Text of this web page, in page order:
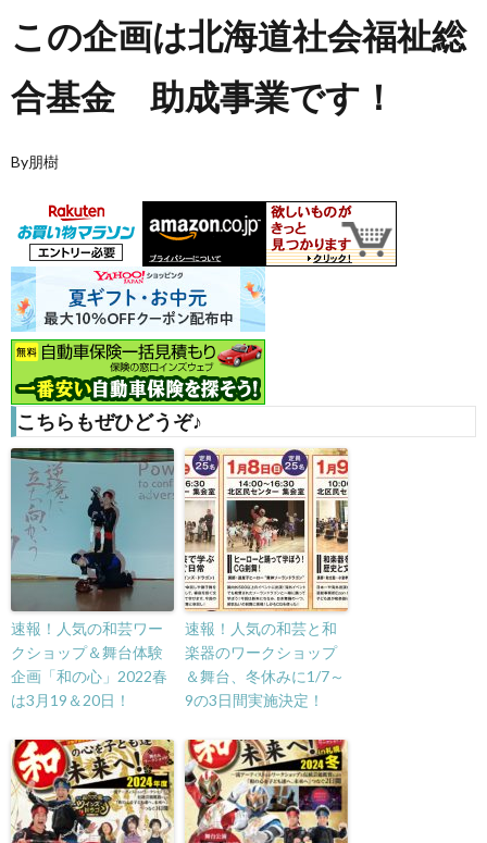
この企画は北海道社会福祉総
合基金 助成事業です！
By朋樹
こちらもぜひどうぞ♪
速報！人気の和芸ワー
クショップ＆舞台体験
企画「和の心」2022春
は3月19＆20日！
速報！人気の和芸と和
楽器のワークショップ
＆舞台、冬休みに1/7～
9の3日間実施決定！